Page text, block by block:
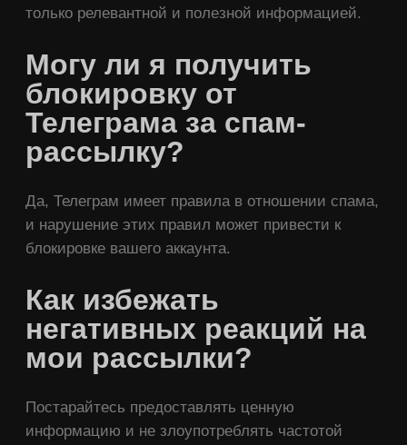
только релевантной и полезной информацией.
Могу ли я получить
блокировку от
Телеграма за спам-
рассылку?
Да, Телеграм имеет правила в отношении спама,
и нарушение этих правил может привести к
блокировке вашего аккаунта.
Как избежать
негативных реакций на
мои рассылки?
Постарайтесь предоставлять ценную
информацию и не злоупотреблять частотой